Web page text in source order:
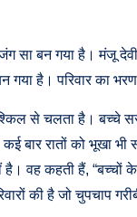
जंग सा बन गया है। मंजू
गया है। परिवार का
से चलता है।
बार रातों को भूखा भी
वह कहती हैं, “बच्चों के
की है जो चुपचाप